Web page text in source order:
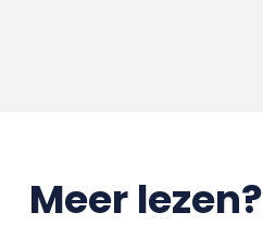
Meer lezen?